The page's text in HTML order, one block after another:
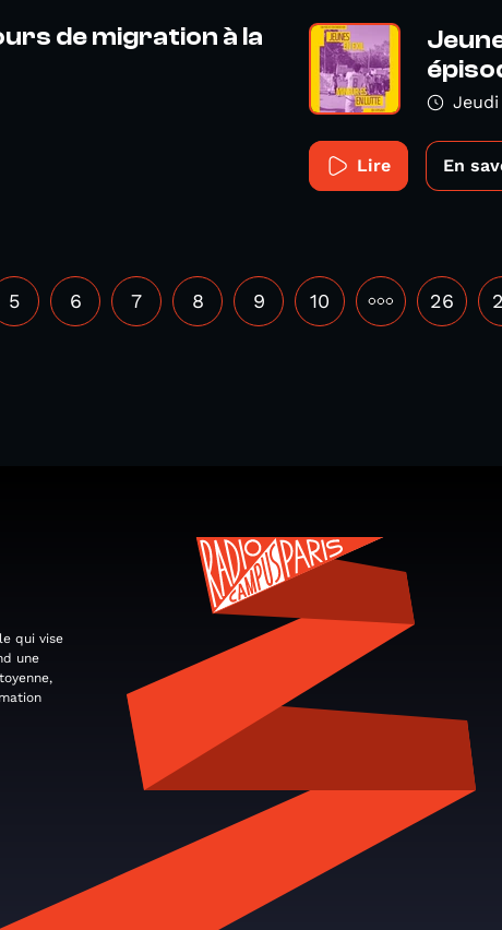
de migration à la
Jeudi
Lire En
5 6 7 8 9 10 ••• 26
qui vise
une